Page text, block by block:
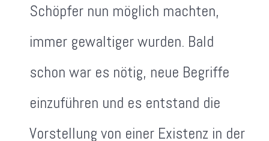
Schöpfer nun möglich machten,
immer gewaltiger wurden. Bald
schon war es nötig, neue Begriffe
einzuführen und es entstand die
Vorstellung von einer Existenz in der